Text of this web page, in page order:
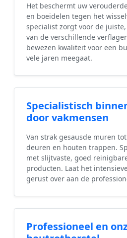
Het beschermt uw
en boeidelen tegen het
specialist zorgt voor de
van de verschillende
bewezen kwaliteit voor een
vele jaren meegaat.
Specialistisch
door vakmensen
Van strak gesausde muren
deuren en houten trappen.
met slijtvaste, goed
producten. Laat het
gerust over aan de
Professioneel en